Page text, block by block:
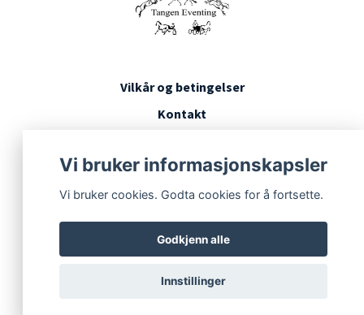
Vilkår og betingelser
Kontakt
Vi bruker informasjonskapsler
Vi bruker cookies. Godta cookies for å fortsette.
Godkjenn alle
Innstillinger